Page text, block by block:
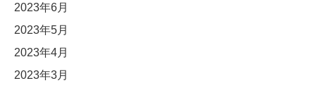
2023年6月
2023年5月
2023年4月
2023年3月